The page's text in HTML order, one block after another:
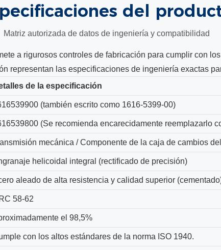
del
Matriz autorizada de datos de ingeniería y compatibilidad
a rigurosos controles de fabricación para cumplir con
representan las especificaciones de ingeniería exactas
de la especificación
(también escrito como 1616-5399-00)
(Se recomienda encarecidamente reemplazarlo
mecánica / Componente de la caja de cambios
helicoidal integral (rectificado de precisión)
aleado de alta resistencia y calidad superior
58-62
el 98,5%
con los altos estándares de la norma ISO 1940.